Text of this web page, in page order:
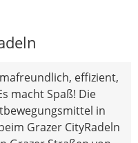
effizient,
macht Spaß! Die
in
Grazer CityRadeln